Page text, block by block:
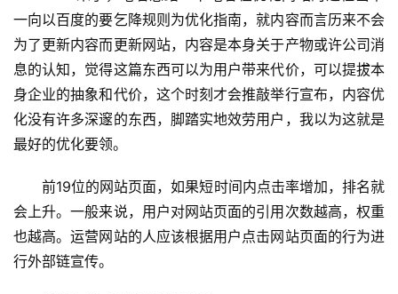
一向以百度的要乞降规则为优化指南，就内容而言历来不会
为了更新内容而更新网站，内容是本身关于产物或许公司消
息的认知，觉得这篇东西可以为用户带来代价，可以提拔本
身企业的抽象和代价，这个时刻才会推敲举行宣布，内容优
化没有许多深邃的东西，脚踏实地效劳用户，我以为这就是
最好的优化要领。
前19位的网站页面，如果短时间内点击率增加，排名就
会上升。一般来说，用户对网站页面的引用次数越高，权重
也越高。运营网站的人应该根据用户点击网站页面的行为进
行外部链宣传。